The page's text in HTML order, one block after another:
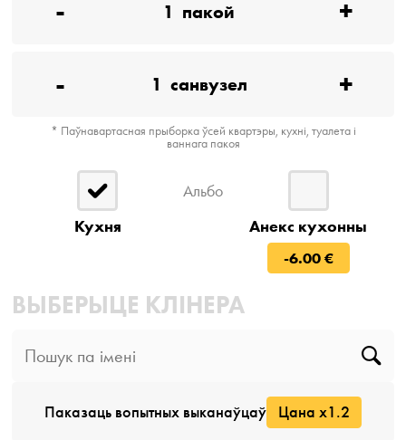
- 1 пакой +
- 1 санвузел +
* Паўнавартасная прыборка ўсей квартэры, кухні, туалета і
ваннага пакоя
Кухня
Альбо
Анекс кухонны
-6.00 €
ВЫБЕРЫЦЕ КЛІНЕРА
Паказаць вопытных выканаўцаў Цана x1.2